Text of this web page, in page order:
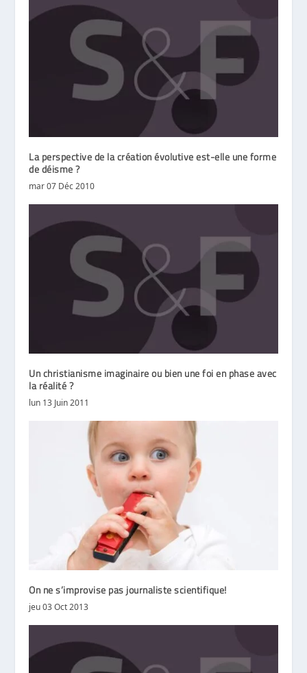
La perspective de la création évolutive est-elle une forme
de déisme ?
mar 07 Déc 2010
Un christianisme imaginaire ou bien une foi en phase avec
la réalité ?
lun 13 Juin 2011
On ne s’improvise pas journaliste scientifique!
jeu 03 Oct 2013